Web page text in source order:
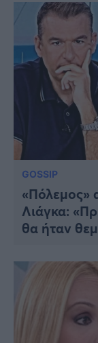
GOSSIP
«Πόλεμος»
Λιάγκα:
θα ήταν